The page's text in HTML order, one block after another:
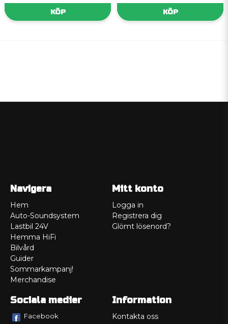
KÖP KÖP
Navigera
Hem
Auto-Soundsystem
Lastbil 24V
Hemma HiFi
Bilvård
Guider
Sommarkampanj!
Merchandise
Mitt konto
Logga in
Registrera dig
Glömt lösenord?
Sociala medier
Facebook
Information
Kontakta oss